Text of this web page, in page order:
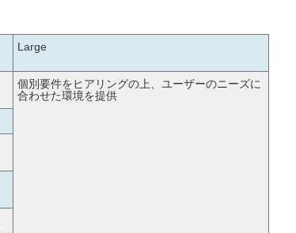
Large
個別要件をヒアリングの上、ユーザーのニーズに
合わせた環境を提供